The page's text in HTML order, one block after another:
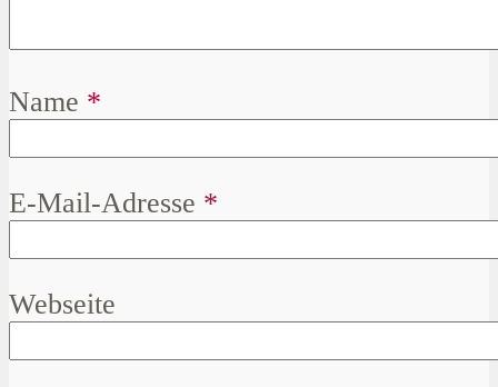
Name *
E-Mail-Adresse *
Webseite